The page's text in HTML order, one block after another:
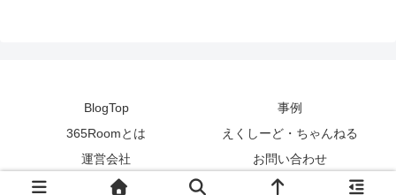
BlogTop
事例
365Roomとは
えくしーど・ちゃんねる
運営会社
お問い合わせ
© 2012 365Room.